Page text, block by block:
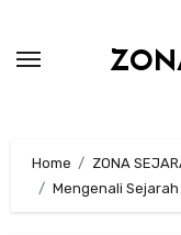
Home
ZONA
Mengenali